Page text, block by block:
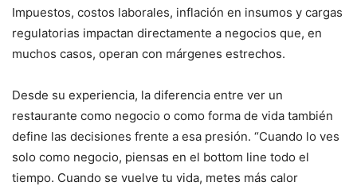
Impuestos, costos laborales, inflación en insumos y cargas
regulatorias impactan directamente a negocios que, en
muchos casos, operan con márgenes estrechos.
Desde su experiencia, la diferencia entre ver un
restaurante como negocio o como forma de vida también
define las decisiones frente a esa presión. “Cuando lo ves
solo como negocio, piensas en el bottom line todo el
tiempo. Cuando se vuelve tu vida, metes más calor